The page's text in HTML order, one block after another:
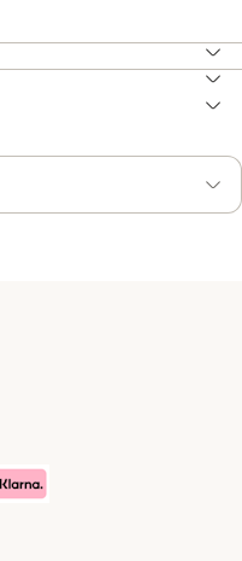
Method
Payment Method
Payment Method